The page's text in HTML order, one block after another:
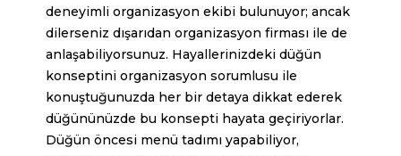
deneyimli organizasyon ekibi bulunuyor; ancak
dilerseniz dışarıdan organizasyon firması ile de
anlaşabiliyorsunuz. Hayallerinizdeki düğün
konseptini organizasyon sorumlusu ile
konuştuğunuzda her bir detaya dikkat ederek
düğününüzde bu konsepti hayata geçiriyorlar.
Düğün öncesi menü tadımı yapabiliyor,